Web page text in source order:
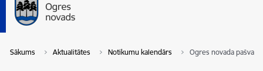
Sākums Aktualitātes Notikumu kalendārs Ogres novada